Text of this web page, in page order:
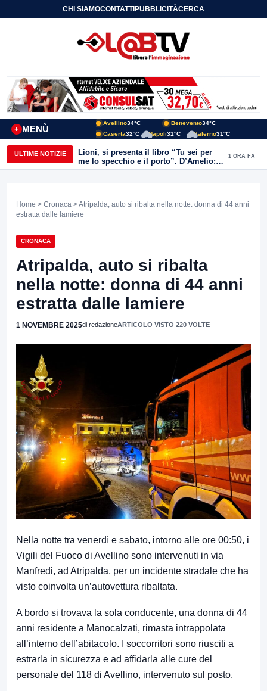
CHI SIAMOCONTATTIPUBBLICITÀCERCA
MENÙ
+
Avellino34°C Benevento34°C
Caserta32°C Napoli31°C Salerno31°C
ULTIME NOTIZIE
Lioni, si presenta il libro “Tu sei per
me lo specchio e il porto”. D’Amelio:
“Gettiamo un seme d’impegno futuro
1 ORA FA
Home > Cronaca > Atripalda, auto si ribalta nella notte: donna di 44 anni
estratta dalle lamiere
CRONACA
Atripalda, auto si ribalta
nella notte: donna di 44 anni
estratta dalle lamiere
1 NOVEMBRE 2025di redazioneARTICOLO VISTO 220 VOLTE
Nella notte tra venerdì e sabato, intorno alle ore 00:50, i
Vigili del Fuoco di Avellino sono intervenuti in via
Manfredi, ad Atripalda, per un incidente stradale che ha
visto coinvolta un’autovettura ribaltata.
A bordo si trovava la sola conducente, una donna di 44
anni residente a Manocalzati, rimasta intrappolata
all’interno dell’abitacolo. I soccorritori sono riusciti a
estrarla in sicurezza e ad affidarla alle cure del
personale del 118 di Avellino, intervenuto sul posto.